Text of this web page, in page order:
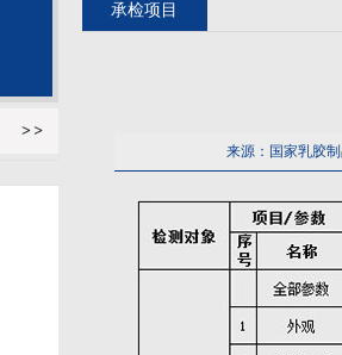
承检项目
来源：国家乳胶